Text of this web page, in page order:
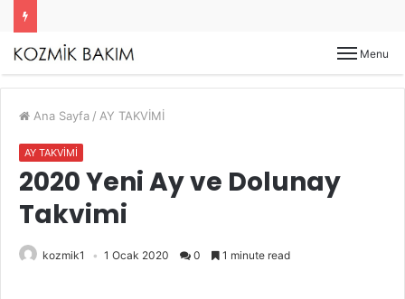
Menu
Ana Sayfa / AY TAKVİMİ
AY TAKVİMİ
2020 Yeni Ay ve Dolunay
Takvimi
kozmik1 1 Ocak 2020 0 1 minute read